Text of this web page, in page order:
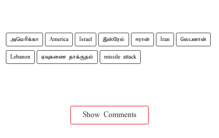
அமெரிக்கா America Israel இஸ்ரேல் ஈரான் Iran லெபனான்
Lebanon ஏவுகணை தாக்குதல் missile attack
Show Comments